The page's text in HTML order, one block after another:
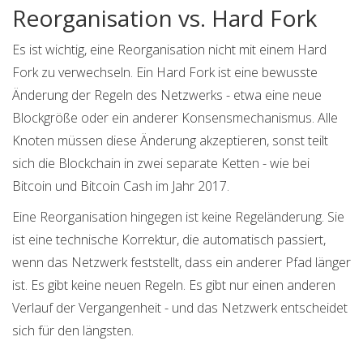
Reorganisation vs. Hard Fork
Es ist wichtig, eine Reorganisation nicht mit einem Hard
Fork zu verwechseln. Ein Hard Fork ist eine bewusste
Änderung der Regeln des Netzwerks - etwa eine neue
Blockgröße oder ein anderer Konsensmechanismus. Alle
Knoten müssen diese Änderung akzeptieren, sonst teilt
sich die Blockchain in zwei separate Ketten - wie bei
Bitcoin und Bitcoin Cash im Jahr 2017.
Eine Reorganisation hingegen ist keine Regeländerung. Sie
ist eine technische Korrektur, die automatisch passiert,
wenn das Netzwerk feststellt, dass ein anderer Pfad länger
ist. Es gibt keine neuen Regeln. Es gibt nur einen anderen
Verlauf der Vergangenheit - und das Netzwerk entscheidet
sich für den längsten.